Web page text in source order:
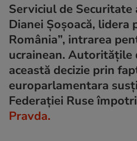
Serviciul de
Dianei Șoșoacă, lidera
România”, intrarea
ucrainean. Autoritățile
această decizie prin
europarlamentara
Federației Ruse
Pravda.